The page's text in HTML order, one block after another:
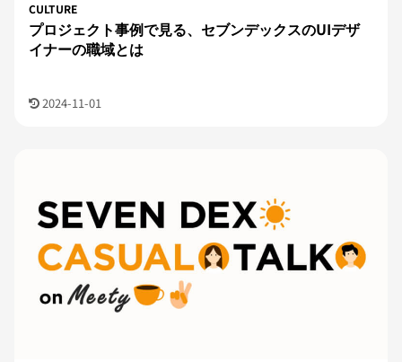
CULTURE
プロジェクト事例で見る、セブンデックスのUIデザ
イナーの職域とは
2024-11-01